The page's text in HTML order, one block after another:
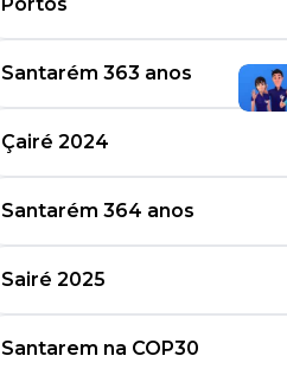
Santarém 363 anos
Çairé 2024
Santarém 364 anos
Sairé 2025
Santarem na COP30